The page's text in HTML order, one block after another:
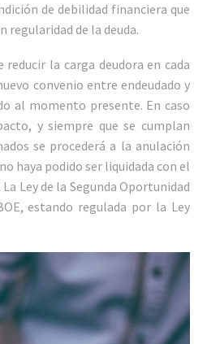
de debilidad financiera que
de la deuda.
la carga deudora en cada
convenio entre endeudado y
al momento presente. En caso
y siempre que se cumplan
se procederá a la anulación
haya podido ser liquidada con el
Ley de la Segunda Oportunidad
estando regulada por la Ley